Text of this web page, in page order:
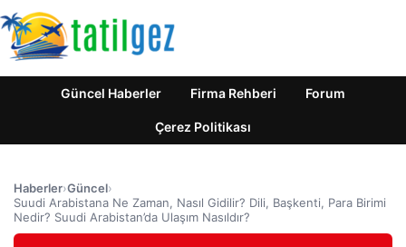
Güncel Haberler Firma Rehberi Forum
Çerez Politikası
Haberler›Güncel›
Suudi Arabistana Ne Zaman, Nasıl Gidilir? Dili, Başkenti, Para Birimi
Nedir? Suudi Arabistan’da Ulaşım Nasıldır?